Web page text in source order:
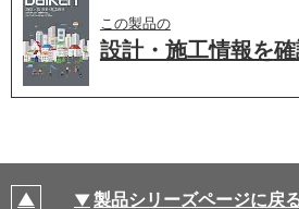
この製品の
設計・施工情報を
製品シリーズページに戻